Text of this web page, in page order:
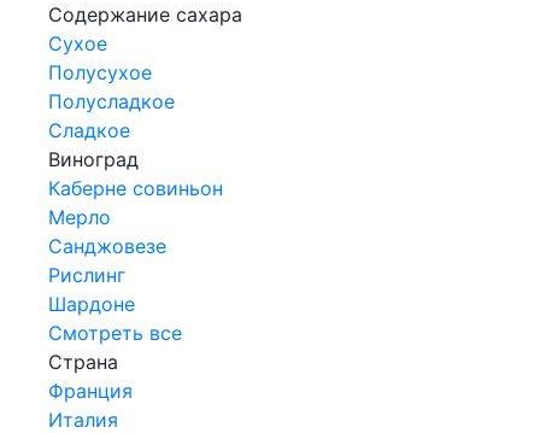
Содержание сахара
Сухое
Полусухое
Полусладкое
Сладкое
Виноград
Каберне совиньон
Мерло
Санджовезе
Рислинг
Шардоне
Смотреть все
Страна
Франция
Италия